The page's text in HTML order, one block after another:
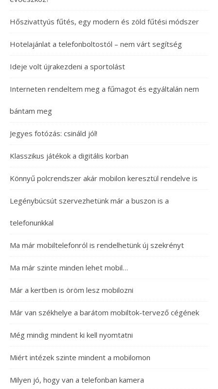
Hőszivattyús fűtés, egy modern és zöld fűtési módszer
Hotelajánlat a telefonboltostól – nem várt segítség
Ideje volt újrakezdeni a sportolást
Interneten rendeltem meg a fűmagot és egyáltalán nem
bántam meg
Jegyes fotózás: csináld jól!
Klasszikus játékok a digitális korban
Könnyű polcrendszer akár mobilon keresztül rendelve is
Legénybúcsút szervezhetünk már a buszon is a
telefonunkkal
Ma már mobiltelefonról is rendelhetünk új szekrényt
Ma már szinte minden lehet mobil…
Már a kertben is öröm lesz mobilozni
Már van székhelye a barátom mobiltok-tervező cégének
Még mindig mindent ki kell nyomtatni
Miért intézek szinte mindent a mobilomon
Milyen jó, hogy van a telefonban kamera